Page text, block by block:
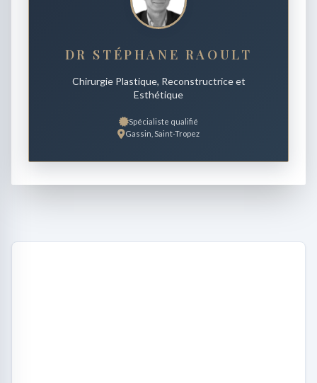
DR STÉPHANE RAOULT
Chirurgie Plastique, Reconstructrice et
Esthétique
Spécialiste qualifié
Gassin, Saint-Tropez